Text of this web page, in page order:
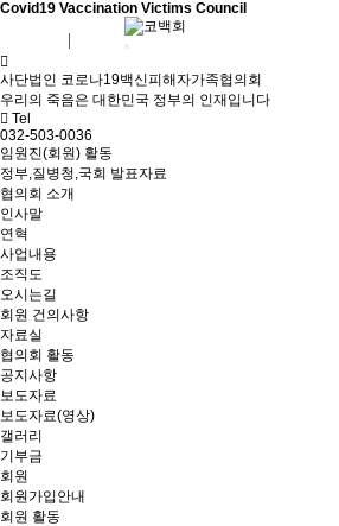
Covid19 Vaccination Victims Council
사단법인 코로나19백신피해자가족협의회
우리의 죽음은 대한민국 정부의 인재입니다
Tel
032-503-0036
임원진(회원) 활동
정부,질병청,국회 발표자료
협의회 소개
인사말
연혁
사업내용
조직도
오시는길
회원 건의사항
자료실
협의회 활동
공지사항
보도자료
보도자료(영상)
갤러리
기부금
회원
회원가입안내
회원 활동